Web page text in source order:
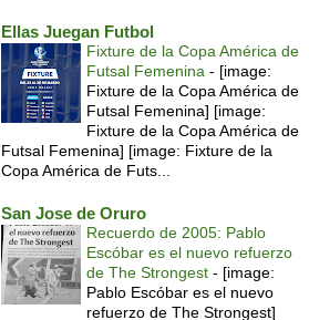
Ellas Juegan Futbol
Fixture de la Copa América de
Futsal Femenina - [image:
Fixture de la Copa América de
Futsal Femenina] [image:
Fixture de la Copa América de
Futsal Femenina] [image: Fixture de la
Copa América de Futs...
San Jose de Oruro
Recuerdo de 2005: Pablo
Escóbar es el nuevo refuerzo
de The Strongest - [image:
Pablo Escóbar es el nuevo
refuerzo de The Strongest]